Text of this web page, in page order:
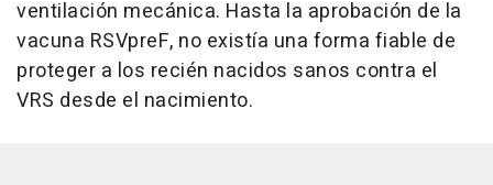
ventilación mecánica. Hasta la aprobación de la
vacuna RSVpreF, no existía una forma fiable de
proteger a los recién nacidos sanos contra el
VRS desde el nacimiento.